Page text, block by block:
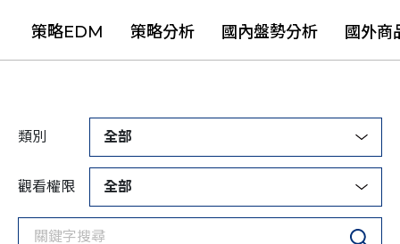
策略EDM 策略分析 國內盤勢分析 國外商
類別 全部
觀看權限 全部